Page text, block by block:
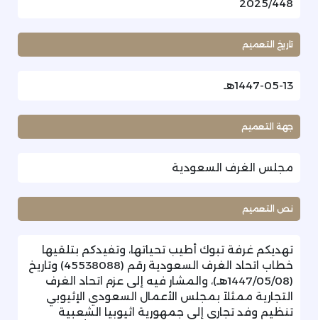
2025/448
تاريخ التعميم
1447-05-13هـ
جهة التعميم
مجلس الغرف السعودية
نص التعميم
تهديكم غرفة تبوك أطيب تحياتها، وتفيدكم بتلقيها
خطاب اتحاد الغرف السعودية رقم (45538088) وتاريخ
(1447/05/08هـ)، والمشار فيه إلى عزم اتحاد الغرف
التجارية ممثلاً بمجلس الأعمال السعودي الإثيوبي
تنظيم وفد تجاري إلى جمهورية اثيوبيا الشعبية